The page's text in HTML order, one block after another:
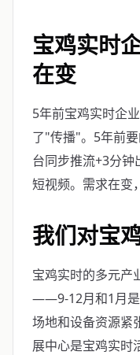
宝鸡实时
在变
5年前宝鸡实时企
了"传播"。5年前
台同步推流+3分钟
短视频。需求在变
我们对宝
宝鸡实时的多元产
——9-12月和1月是
场地和设备资源紧
展中心是宝鸡实时